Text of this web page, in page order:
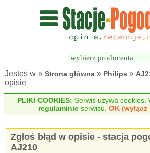
Jesteś w »Strona główna » Philips »
opisie
PLIKI COOKIES: Serwis używa cookies.
regulaminie serwisu.OK
Zgłoś błąd w opisie - stacja
AJ210